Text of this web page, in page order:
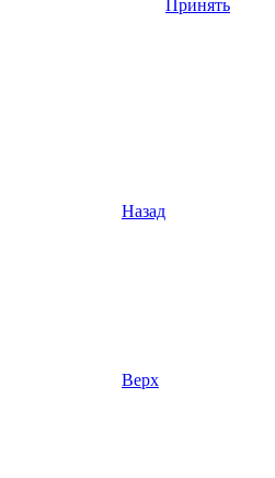
Принять
Назад
Верх